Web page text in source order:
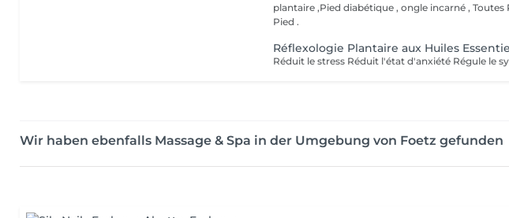
plantaire ,Pied diabétique , ongle incarné , Toutes
Pied .
Réflexologie Plantaire aux Huiles
Wir haben ebenfalls Massage & Spa in der Umgebung von Foetz gefunden